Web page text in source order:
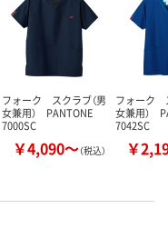
フォーク スクラブ（男
女兼用） PANTONE
7000SC
￥4,090～（税込）
フォーク
女兼用）
7042SC
￥